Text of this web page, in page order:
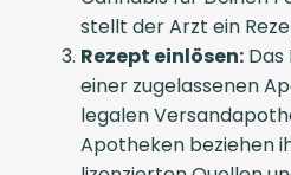
stellt der Arzt ein
Rezept einlösen: Das
einer zugelassenen
legalen
Apotheken beziehen